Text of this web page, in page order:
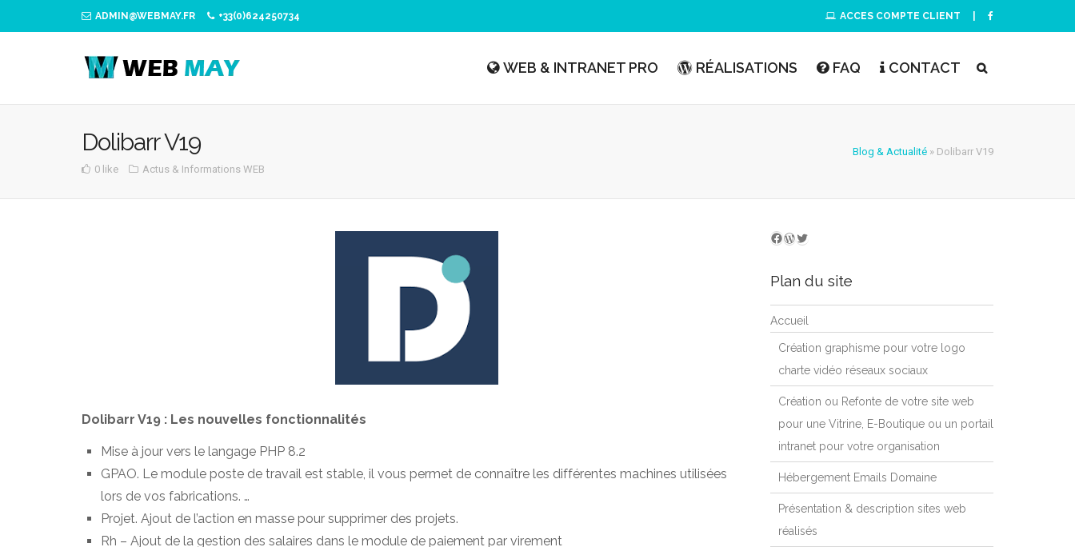
ADMIN@WEBMAY.FR +33(0)624250734 ACCES COMPTE CLIENT
WEB & INTRANET PRO RÉALISATIONS FAQ CONTACT
Blog & Actualité » Dolibarr V19
Dolibarr V19
0 like Actus & Informations WEB
Dolibarr V19 : Les nouvelles fonctionnalités
Mise à jour vers le langage PHP 8.2
GPAO. Le module poste de travail est stable, il vous permet de connaître les différentes machines utilisées
lors de vos fabrications. …
Projet. Ajout de l’action en masse pour supprimer des projets.
Rh – Ajout de la gestion des salaires dans le module de paiement par virement
Nous suivre sur facebook
WordPress
Twitter
Plan du site
Accueil
Création graphisme pour votre logo
charte vidéo réseaux sociaux
Création ou Refonte de votre site web
pour une Vitrine, E-Boutique ou un portail
intranet pour votre organisation
Hébergement Emails Domaine
Présentation & description sites web
réalisés